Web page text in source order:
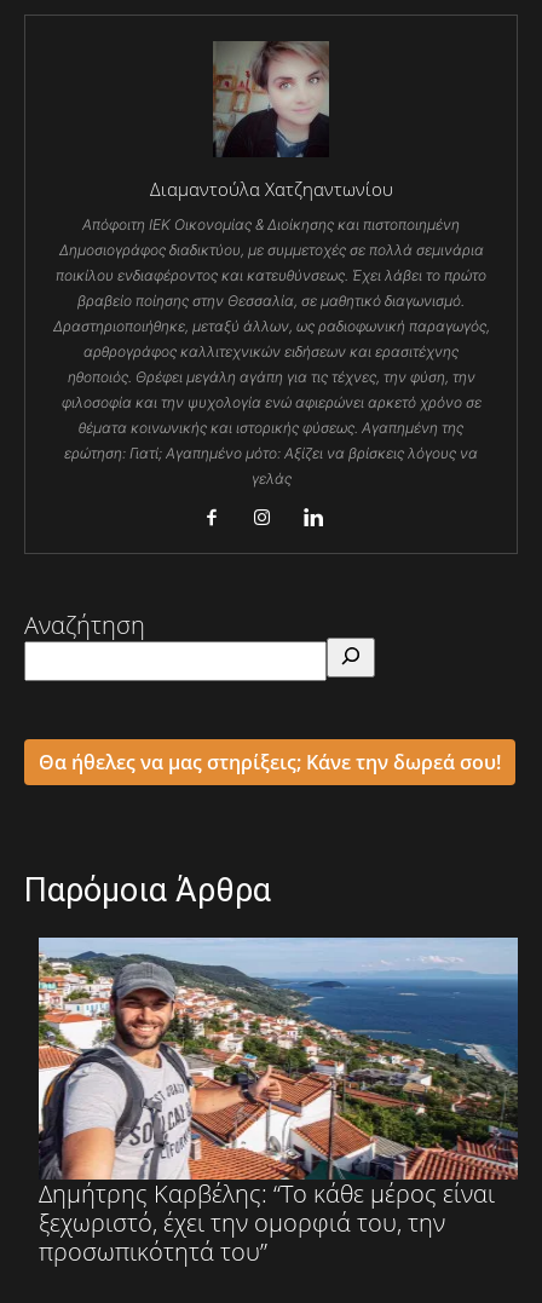
Διαμαντούλα Χατζηαντωνίου
Απόφοιτη ΙΕΚ Οικονομίας & Διοίκησης και πιστοποιημένη
Δημοσιογράφος διαδικτύου, με συμμετοχές σε πολλά σεμινάρια
ποικίλου ενδιαφέροντος και κατευθύνσεως. Έχει λάβει το πρώτο
βραβείο ποίησης στην Θεσσαλία, σε μαθητικό διαγωνισμό.
Δραστηριοποιήθηκε, μεταξύ άλλων, ως ραδιοφωνική παραγωγός,
αρθρογράφος καλλιτεχνικών ειδήσεων και ερασιτέχνης
ηθοποιός. Θρέφει μεγάλη αγάπη για τις τέχνες, την φύση, την
φιλοσοφία και την ψυχολογία ενώ αφιερώνει αρκετό χρόνο σε
θέματα κοινωνικής και ιστορικής φύσεως. Αγαπημένη της
ερώτηση: Γιατί; Αγαπημένο μότο: Αξίζει να βρίσκεις λόγους να
γελάς
Αναζήτηση
Θα ήθελες να μας στηρίξεις; Κάνε την δωρεά σου!
Παρόμοια Άρθρα
Δημήτρης Καρβέλης: “Το κάθε μέρος είναι
ξεχωριστό, έχει την ομορφιά του, την
προσωπικότητά του”